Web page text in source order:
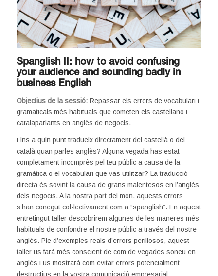
Spanglish II: how to avoid confusing
your audience and sounding badly in
business English
Objectius de la sessió: Repassar els errors de vocabulari i
gramaticals més habituals que cometen els castellano i
catalaparlants en anglès de negocis.
Fins a quin punt tradueix directament del castellà o del
català quan parles anglès? Alguna vegada has estat
completament incomprès pel teu públic a causa de la
gramàtica o el vocabulari que vas utilitzar? La traducció
directa és sovint la causa de grans malentesos en l’anglès
dels negocis. A la nostra part del món, aquests errors
s’han conegut col·lectivament com a “spanglish”. En aquest
entretingut taller descobrirem algunes de les maneres més
habituals de confondre el nostre públic a través del nostre
anglès. Ple d’exemples reals d’errors perillosos, aquest
taller us farà més conscient de com de vegades soneu en
anglès i us mostrarà com evitar errors potencialment
destructius en la vostra comunicació empresarial.